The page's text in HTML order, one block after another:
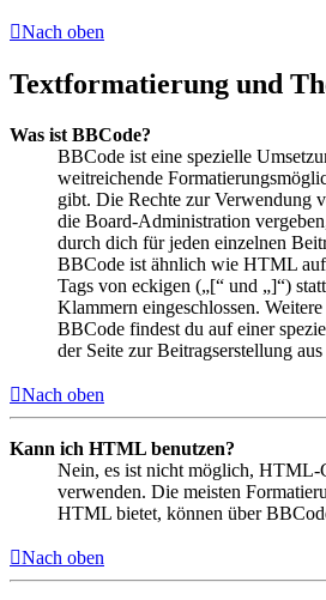
Nach oben
Textformatierung und
Was ist BBCode?
BBCode ist eine spezielle
weitreichende
gibt. Die Rechte zur Verwendung
die Board-Administration
durch dich für jeden einzelnen
BBCode ist ähnlich wie HTML
Tags von eckigen („[“ und „]“)
Klammern eingeschlossen.
BBCode findest du auf einer
der Seite zur Beitragserstellung
Nach oben
Kann ich HTML benutzen?
Nein, es ist nicht möglich, HTML-
verwenden. Die meisten
HTML bietet, können über
Nach oben